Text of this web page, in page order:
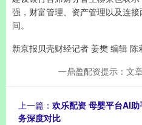
强，财富管理、资产管理以及连
间。
新京报贝壳财经记者 姜樊 编辑 陈
一鼎盈配资提示：文
上一篇： 欢乐配资 母婴平台AI
务深度对比